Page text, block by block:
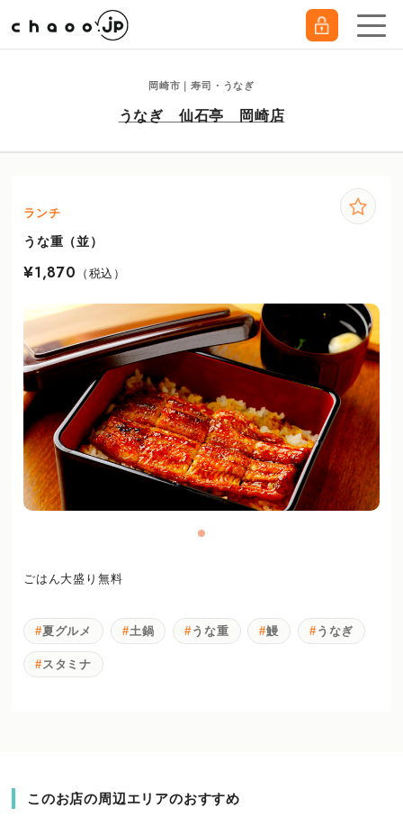
岡崎市｜寿司・うなぎ
うなぎ 仙石亭 岡崎店
ランチ
うな重（並）
¥1,870 （税込）
ごはん大盛り無料
夏グルメ 土鍋 うな重 鰻 うなぎ
スタミナ
このお店の周辺エリアのおすすめ